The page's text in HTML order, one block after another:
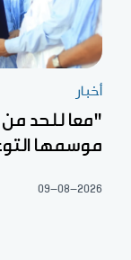
أخبار
"معا للحد
موسمها
09-08-2026